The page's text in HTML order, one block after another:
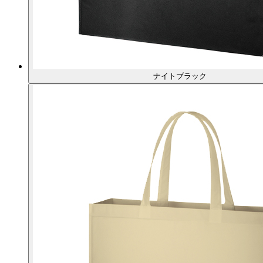
ナイトブラック